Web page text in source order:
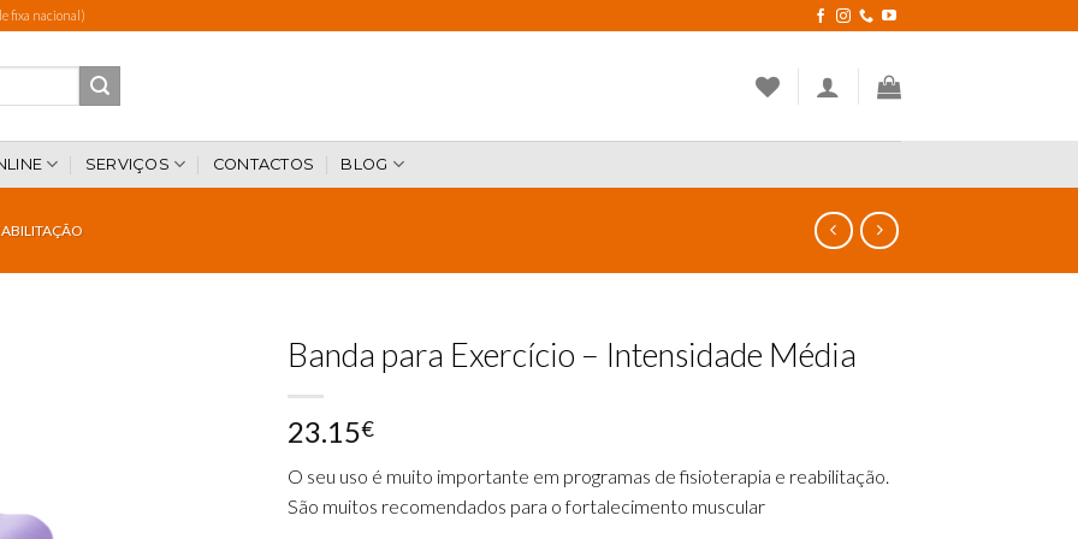
fixa nacional)
SERVIÇOS CONTACTOS BLOG
Banda para Exercício – Intensidade Média
23.15€
O seu uso é muito importante em programas de fisioterapia e reabilitação.
São muitos recomendados para o fortalecimento muscular